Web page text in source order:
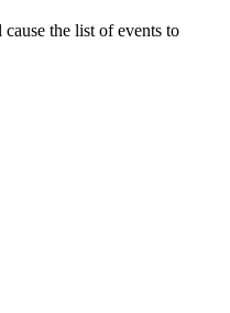
the list of events to